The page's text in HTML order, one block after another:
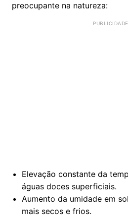
preocupante na natureza:
Elevação constante da
águas doces superficiais.
Aumento da umidade em
mais secos e frios.